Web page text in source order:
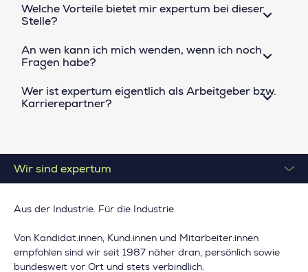
Welche Vorteile bietet mir expertum bei dieser
Stelle?
An wen kann ich mich wenden, wenn ich noch
Fragen habe?
Wer ist expertum eigentlich als Arbeitgeber bzw.
Karrierepartner?
Wir sind expertum
Aus der Industrie. Für die Industrie.
Von Kandidat:innen, Kund:innen und Mitarbeiter:innen
empfohlen sind wir seit 1987 näher dran, persönlich sowie
bundesweit vor Ort und stets verbindlich.